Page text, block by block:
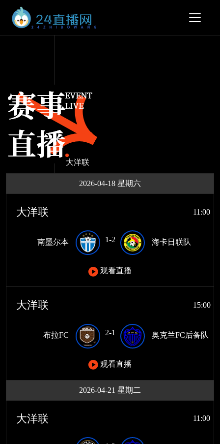
大洋联
2026-04-18 星期六
大洋联 11:00
南墨尔本 1-2 海卡日联队
观看直播
大洋联 15:00
布拉FC 2-1 奥克兰FC后备队
观看直播
2026-04-21 星期二
大洋联 11:00